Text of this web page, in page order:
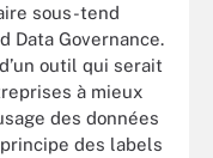
sous-tend
Data Governance.
outil qui serait
à mieux
des données
des labels